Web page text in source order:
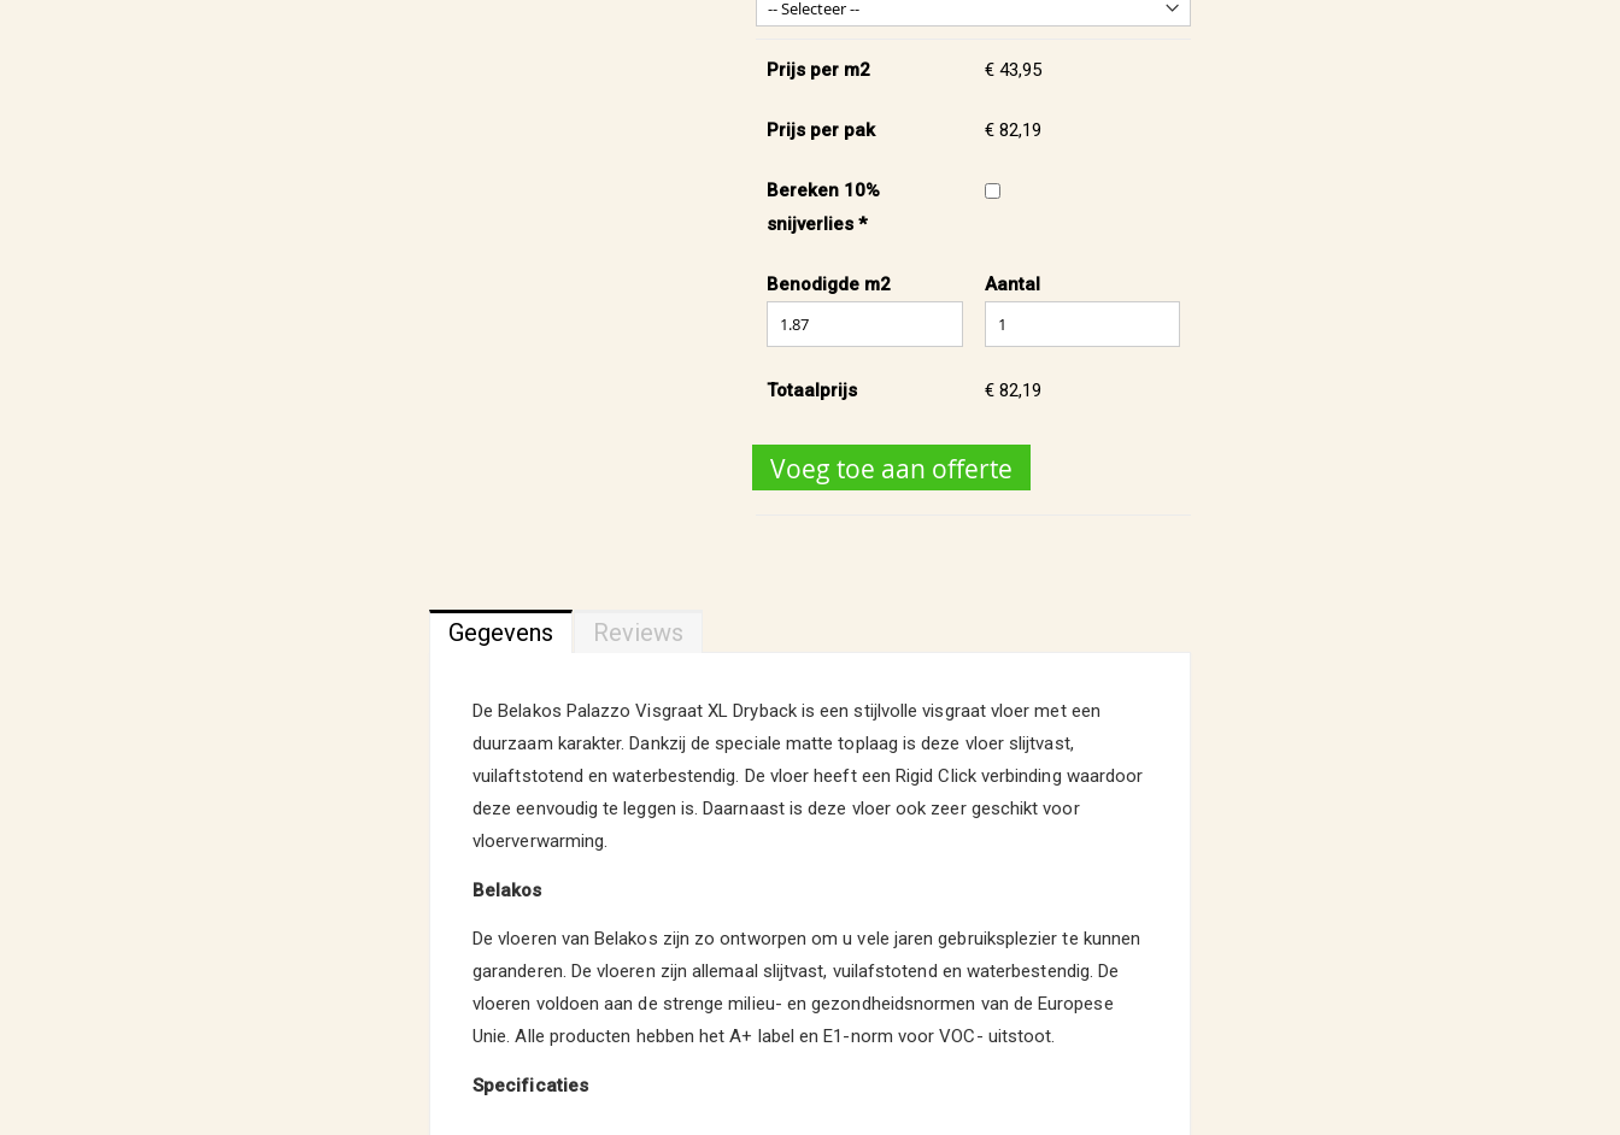
Prijs per m2 € 43,95
Prijs per pak € 82,19
Bereken 10%
snijverlies *
Benodigde m2 Aantal
Totaalprijs € 82,19
Voeg toe aan offerte
Gegevens
De Belakos Palazzo Visgraat XL Dryback is een stijlvolle visgraat vloer met een
duurzaam karakter. Dankzij de speciale matte toplaag is deze vloer slijtvast,
vuilaftstotend en waterbestendig. De vloer heeft een Rigid Click verbinding waardoor
deze eenvoudig te leggen is. Daarnaast is deze vloer ook zeer geschikt voor
vloerverwarming.
Belakos
De vloeren van Belakos zijn zo ontworpen om u vele jaren gebruiksplezier te kunnen
garanderen. De vloeren zijn allemaal slijtvast, vuilafstotend en waterbestendig. De
vloeren voldoen aan de strenge milieu- en gezondheidsnormen van de Europese
Unie. Alle producten hebben het A+ label en E1-norm voor VOC- uitstoot.
Specificaties
Reviews